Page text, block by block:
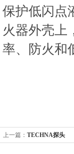
保护低闪点
火器外壳上
率、防火和
上一篇： TECHNA探头